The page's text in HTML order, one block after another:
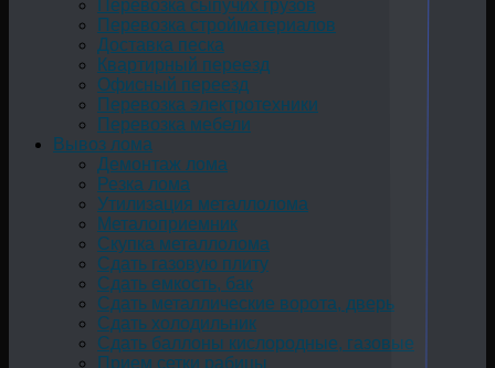
Перевозка сыпучих грузов
Перевозка стройматериалов
Доставка песка
Квартирный переезд
Офисный переезд
Перевозка электротехники
Перевозка мебели
Вывоз лома
Демонтаж лома
Резка лома
Утилизация металлолома
Металоприемник
Скупка металлолома
Сдать газовую плиту
Сдать емкость, бак
Cдать металлические ворота, дверь
Сдать холодильник
Сдать баллоны кислородные, газовые
Прием сетки рабицы